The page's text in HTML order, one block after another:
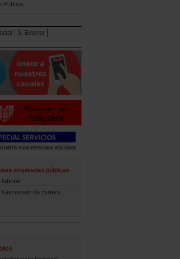
Público
S. Exterior
empleadas públicas
laboral
de carrera